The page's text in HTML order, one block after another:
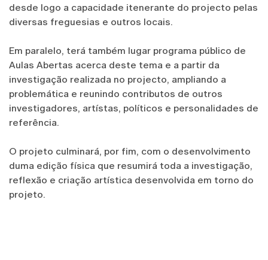
desde logo a capacidade itenerante do projecto pelas
diversas freguesias e outros locais.
Em paralelo, terá também lugar programa público de
Aulas Abertas acerca deste tema e a partir da
investigação realizada no projecto, ampliando a
problemática e reunindo contributos de outros
investigadores, artístas, políticos e personalidades de
referência.
O projeto culminará, por fim, com o desenvolvimento
duma edição física que resumirá toda a investigação,
reflexão e criação artística desenvolvida em torno do
projeto.